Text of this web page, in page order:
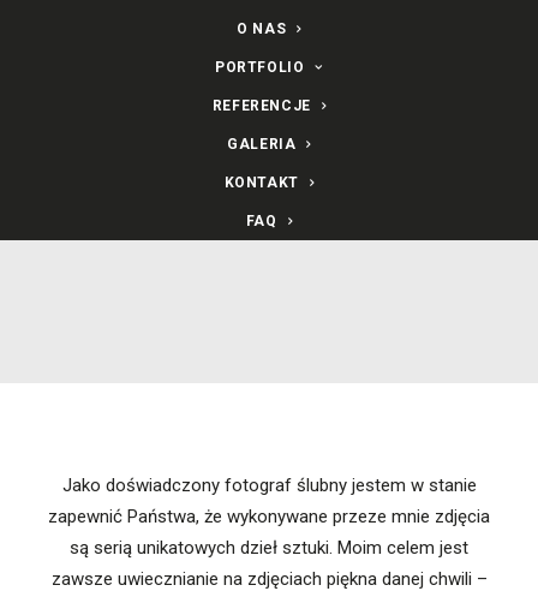
O NAS
PORTFOLIO
REFERENCJE
GALERIA
KONTAKT
FAQ
Fotografia Ślubna -
Małopolska
Jako doświadczony fotograf ślubny jestem w stanie
zapewnić Państwa, że wykonywane przeze mnie zdjęcia
są serią unikatowych dzieł sztuki. Moim celem jest
zawsze uwiecznianie na zdjęciach piękna danej chwili –